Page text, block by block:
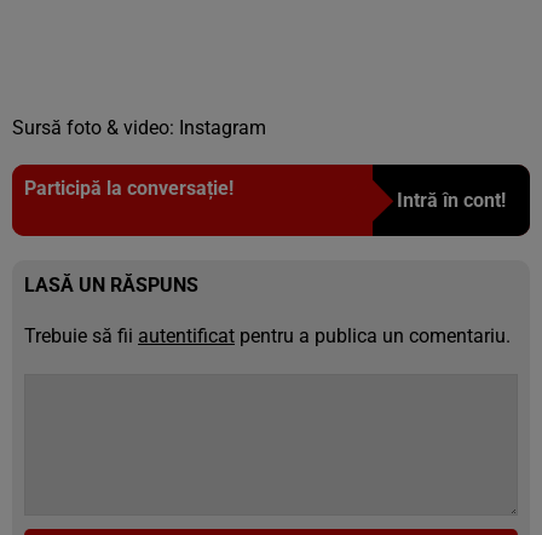
Sursă foto & video: Instagram
Participă la conversație!
Intră în cont!
LASĂ UN RĂSPUNS
Trebuie să fii autentificat pentru a publica un comentariu.